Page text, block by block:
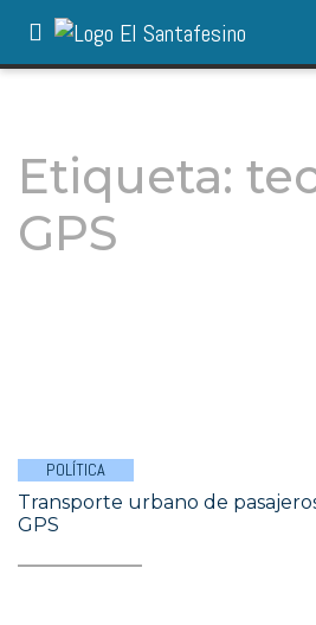
Etiqueta:
GPS
POLÍTICA
Transporte urbano de
GPS